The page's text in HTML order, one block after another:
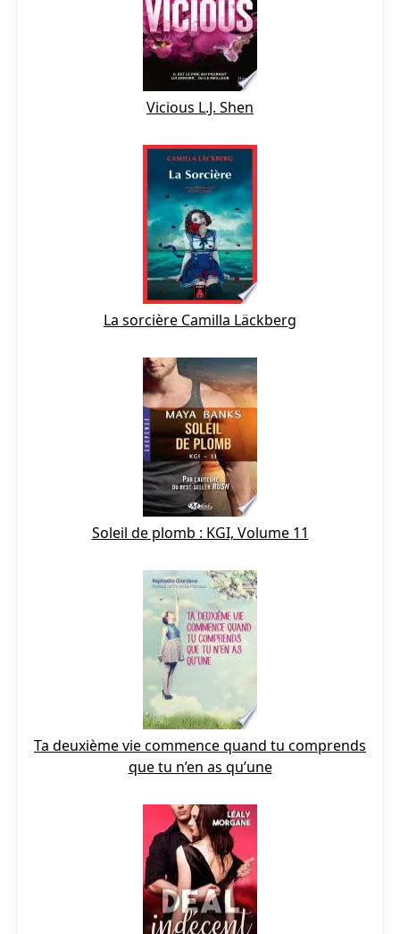
Vicious L.J. Shen
La sorcière Camilla Läckberg
Soleil de plomb : KGI, Volume 11
Ta deuxième vie commence quand tu comprends
que tu n’en as qu’une